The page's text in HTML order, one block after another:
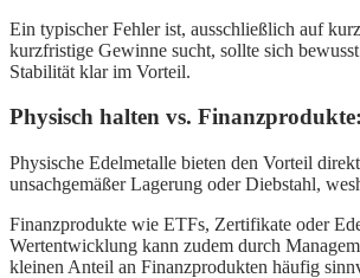
Ein typischer Fehler ist, ausschließlich auf
kurzfristige Gewinne sucht, sollte sich
Stabilität klar im Vorteil.
Physisch halten vs.
Physische Edelmetalle bieten den Vorteil
unsachgemäßer Lagerung oder Diebstahl,
Finanzprodukte wie ETFs, Zertifikate oder
Wertentwicklung kann zudem durch
kleinen Anteil an Finanzprodukten häufig